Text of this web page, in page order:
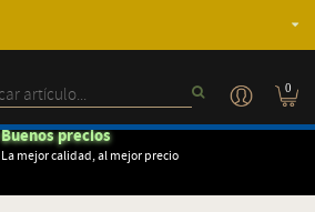
0
Buenos precios
La mejor calidad, al mejor precio